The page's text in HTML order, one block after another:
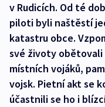
v Rudicích. Od té
piloti byli naštěstí
katastru obce.
své životy
místních vojáků,
vojsk. Pietní akt se
účastnili se ho i